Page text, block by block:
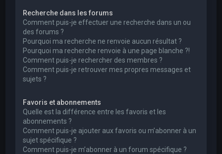
Recherche dans les forums
Comment puis-je effectuer une recherche dans un ou
des forums ?
Pourquoi ma recherche ne renvoie aucun résultat ?
Pourquoi ma recherche renvoie à une page blanche ?!
Comment puis-je rechercher des membres ?
Comment puis-je retrouver mes propres messages et
sujets ?
Favoris et abonnements
Quelle est la différence entre les favoris et les
abonnements ?
Comment puis-je ajouter aux favoris ou m’abonner à un
sujet spécifique ?
Comment puis-je m’abonner à un forum spécifique ?